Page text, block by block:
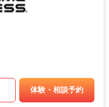
体験・相談予約